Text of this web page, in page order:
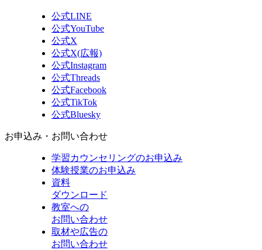
公式LINE
公式YouTube
公式X
公式X(広報)
公式Instagram
公式Threads
公式Facebook
公式TikTok
公式Bluesky
お申込み・お問い合わせ
学習カウンセリングのお申込み
体験授業のお申込み
資料
ダウンロード
教室への
お問い合わせ
取材や広告の
お問い合わせ